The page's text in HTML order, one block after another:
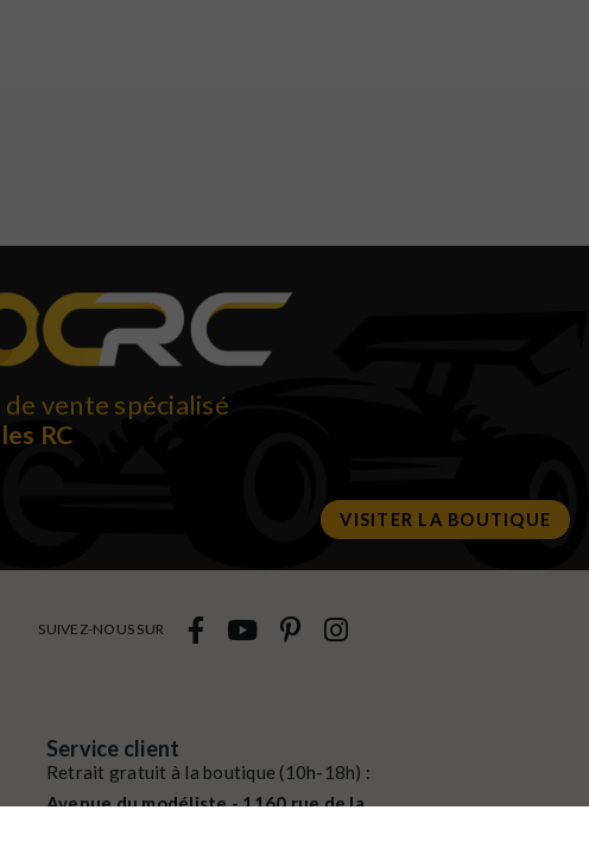
vente spécialisé
RC
VISITER LA BOUTIQUE
SUIVEZ-NOUS SUR
Service client
Retrait gratuit à la boutique (10h-18h) :
Avenue du modéliste - 1160 rue de la